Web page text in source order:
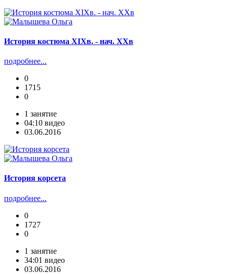
История костюма XIXв. - нач. XXв
подробнее...
0
1715
0
1 занятие
04:10 видео
03.06.2016
История корсета
подробнее...
0
1727
0
1 занятие
34:01 видео
03.06.2016